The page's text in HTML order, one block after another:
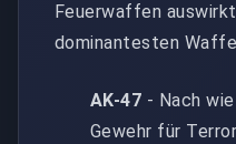
Feuerwaffen
dominantesten
AK-47 - Nach
Gewehr für